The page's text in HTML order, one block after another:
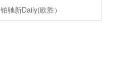
铂驰新Daily(欧胜）